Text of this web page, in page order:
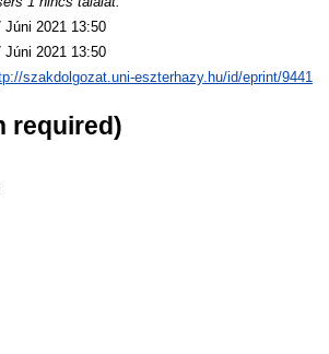
Júni 2021 13:50
Júni 2021 13:50
szakdolgozat.uni-eszterhazy.hu/id/eprint/9441
required)